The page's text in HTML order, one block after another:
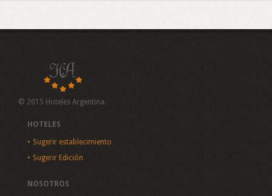
© 2015 Hoteles Argentina.
HOTELES
Sugerir establecimiento
Sugerir Edición
NOSOTROS